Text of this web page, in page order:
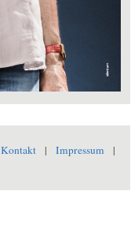
Kontakt | Impressum |